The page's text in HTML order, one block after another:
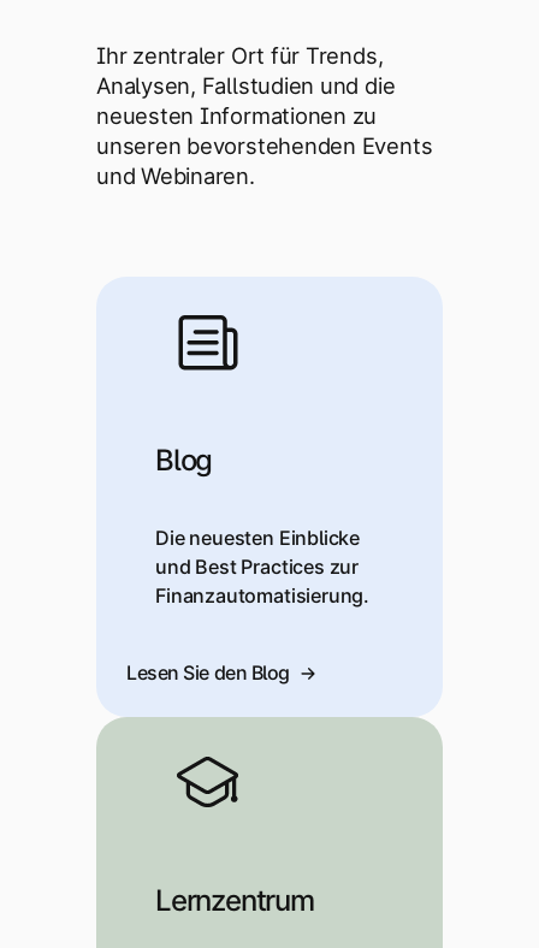
Einloggen
Ihr zentraler Ort für Trends,
Analysen, Fallstudien und die
neuesten Informationen zu
unseren bevorstehenden Events
und Webinaren.
Blog
Die neuesten Einblicke
und Best Practices zur
Finanzautomatisierung.
Lesen Sie den Blog
Lernzentrum